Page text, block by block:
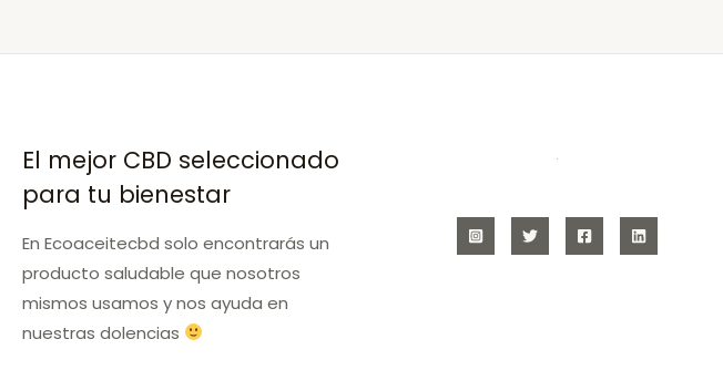
El mejor CBD seleccionado
para tu bienestar
En Ecoaceitecbd solo encontrarás un
producto saludable que nosotros
mismos usamos y nos ayuda en
nuestras dolencias